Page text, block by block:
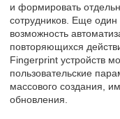
и формировать
сотрудников. Еще
возможность
повторяющихся
Fingerprint устройств
пользовательские
массового создания,
обновления.